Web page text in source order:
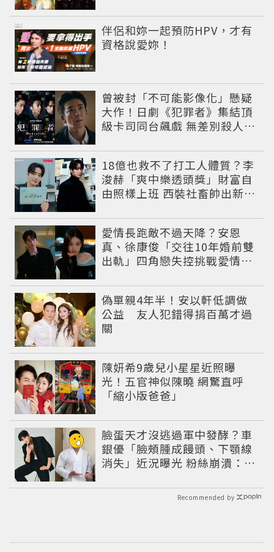
伴侶和妳一起預防HPV，才有
資格說愛妳！
PR
曾被封「不可能影像化」懸疑
大作！日劇《犯罪者》集結頂
級卡司同台飆戲 無差別殺人案
18億也救不了打工人體質？李
浚赫「爽中樂透頭獎」財富自
由照樣上班 西裝社畜帥出新高
愛情長跑敵不過天降？安恩
真、徐康俊「交往10年婚前雙
出軌」四角戀失控挑戰愛情底
偽單親4年半！安以軒低調做
公益 友人犯錯得捐百萬才過
關
陳妍希9歲兒小星星近照曝
光！五官神似陳曉 網驚直呼
「縮小版爸爸」
臉蛋天才沒逃過軍中發酵？車
銀優「臉頰腫成饅頭、下顎線
消失」近況曝光 粉絲崩潰：空
Recommended by